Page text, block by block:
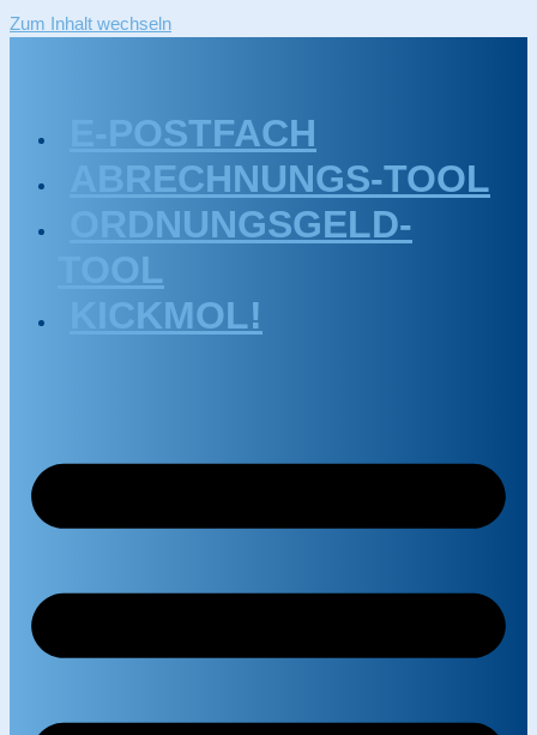
Zum Inhalt wechseln
E-POSTFACH
ABRECHNUNGS-TOOL
ORDNUNGSGELD-
TOOL
KICKMOL!